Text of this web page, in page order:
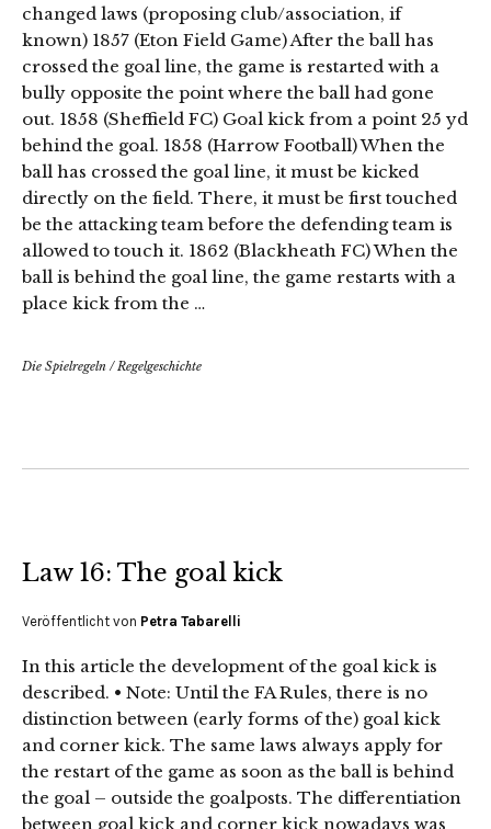
changed laws (proposing club/association, if
known) 1857 (Eton Field Game) After the ball has
crossed the goal line, the game is restarted with a
bully opposite the point where the ball had gone
out. 1858 (Sheffield FC) Goal kick from a point 25 yd
behind the goal. 1858 (Harrow Football) When the
ball has crossed the goal line, it must be kicked
directly on the field. There, it must be first touched
be the attacking team before the defending team is
allowed to touch it. 1862 (Blackheath FC) When the
ball is behind the goal line, the game restarts with a
place kick from the …
Die Spielregeln /Regelgeschichte
Law 16: The goal kick
Veröffentlicht von Petra Tabarelli
In this article the development of the goal kick is
described. • Note: Until the FA Rules, there is no
distinction between (early forms of the) goal kick
and corner kick. The same laws always apply for
the restart of the game as soon as the ball is behind
the goal – outside the goalposts. The differentiation
between goal kick and corner kick nowadays was